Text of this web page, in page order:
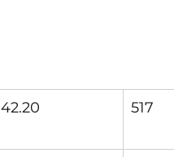
42.20 517